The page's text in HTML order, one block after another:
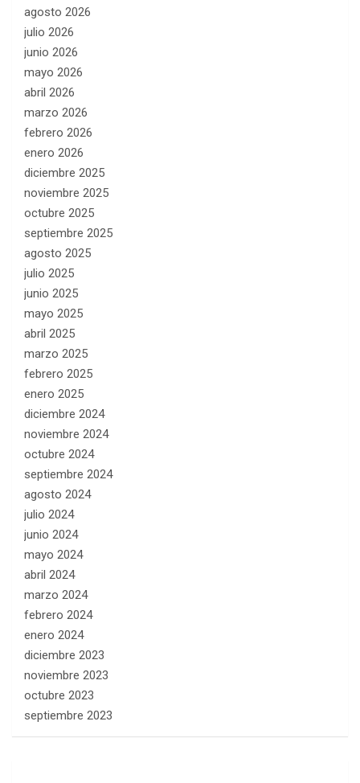
agosto 2026
julio 2026
junio 2026
mayo 2026
abril 2026
marzo 2026
febrero 2026
enero 2026
diciembre 2025
noviembre 2025
octubre 2025
septiembre 2025
agosto 2025
julio 2025
junio 2025
mayo 2025
abril 2025
marzo 2025
febrero 2025
enero 2025
diciembre 2024
noviembre 2024
octubre 2024
septiembre 2024
agosto 2024
julio 2024
junio 2024
mayo 2024
abril 2024
marzo 2024
febrero 2024
enero 2024
diciembre 2023
noviembre 2023
octubre 2023
septiembre 2023